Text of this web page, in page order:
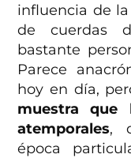
influencia de
de cuerdas
bastante
Parece
hoy en día,
muestra que
atemporales,
época